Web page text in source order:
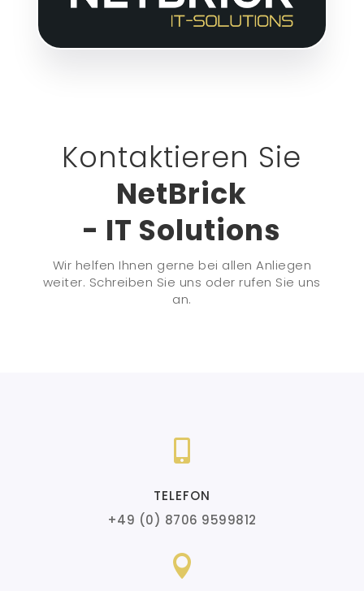
Kontaktieren Sie
NetBrick
- IT Solutions
Wir helfen Ihnen gerne bei allen Anliegen
weiter. Schreiben Sie uns oder rufen Sie uns
an.

TELEFON
+49 (0) 8706 9599812
